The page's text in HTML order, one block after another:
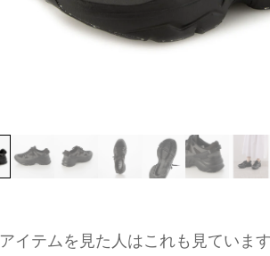
イテムを見た人はこれも見ています